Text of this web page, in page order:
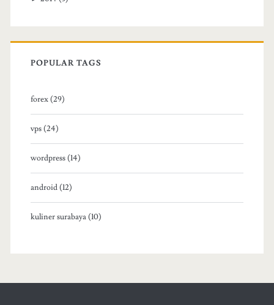
POPULAR TAGS
forex (29)
vps (24)
wordpress (14)
android (12)
kuliner surabaya (10)